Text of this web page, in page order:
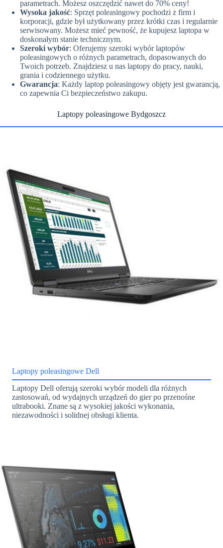
parametrach. Możesz oszczędzić nawet do 70% ceny!
Wysoka jakość: Sprzęt poleasingowy pochodzi z firm i
korporacji, gdzie był użytkowany przez krótki czas i regularnie
serwisowany. Możesz mieć pewność, że kupujesz laptopa w
doskonałym stanie technicznym.
Szeroki wybór: Oferujemy szeroki wybór laptopów
poleasingowych o różnych parametrach, dopasowanych do
Twoich potrzeb. Znajdziesz u nas laptopy do pracy, nauki,
grania i codziennego użytku.
Gwarancja: Każdy laptop poleasingowy objęty jest gwarancją,
co zapewnia Ci bezpieczeństwo zakupu.
Laptopy poleasingowe Bydgoszcz
Laptopy poleasingowe Dell
Laptopy Dell oferują szeroki wybór modeli dla różnych
zastosowań, od wydajnych urządzeń do gier po przenośne
ultrabooki. Znane są z wysokiej jakości wykonania,
niezawodności i solidnej obsługi klienta.